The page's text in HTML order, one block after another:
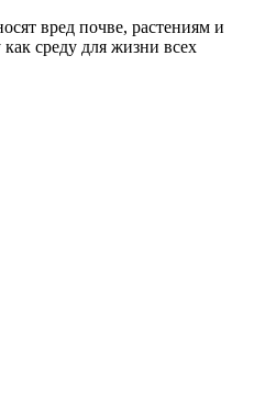
вред почве, растениям и
среду для жизни всех